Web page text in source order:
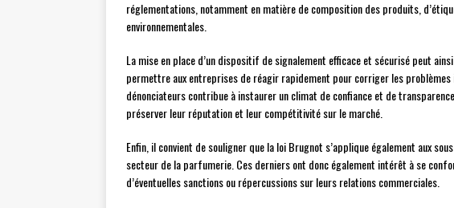
réglementations, notamment en matière de composition des produits,
environnementales.
La mise en place d’un dispositif de signalement efficace et sécurisé peut
permettre aux entreprises de réagir rapidement pour corriger les
dénonciateurs contribue à instaurer un climat de confiance et de
préserver leur réputation et leur compétitivité sur le marché.
Enfin, il convient de souligner que la loi Brugnot s’applique également aux
secteur de la parfumerie. Ces derniers ont donc également intérêt à se
d’éventuelles sanctions ou répercussions sur leurs relations commerciales.